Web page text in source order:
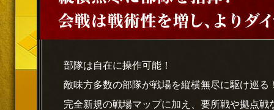
部隊は自在に操作可能！
敵味方多数の部隊が戦場を縦横無尽に駆け巡る
完全新規の戦場マップに加え、要所戦や拠点戦